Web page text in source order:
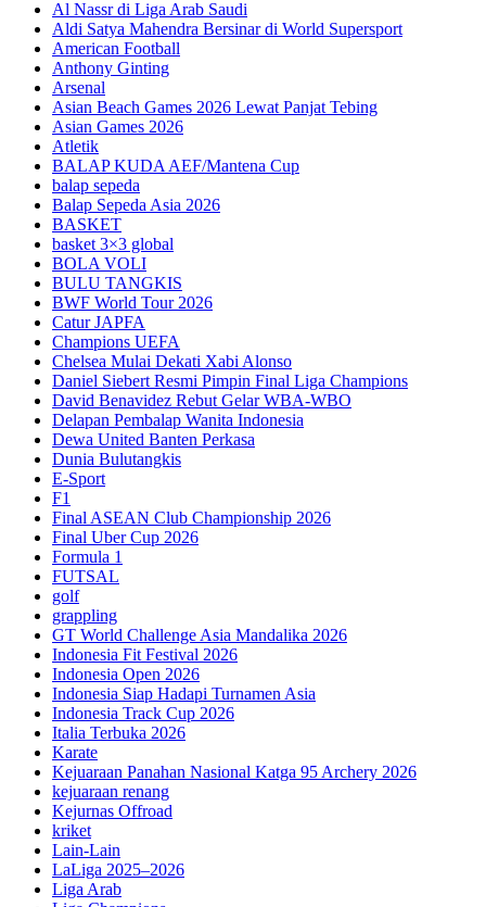
Al Nassr di Liga Arab Saudi
Aldi Satya Mahendra Bersinar di World Supersport
American Football
Anthony Ginting
Arsenal
Asian Beach Games 2026 Lewat Panjat Tebing
Asian Games 2026
Atletik
BALAP KUDA AEF/Mantena Cup
balap sepeda
Balap Sepeda Asia 2026
BASKET
basket 3×3 global
BOLA VOLI
BULU TANGKIS
BWF World Tour 2026
Catur JAPFA
Champions UEFA
Chelsea Mulai Dekati Xabi Alonso
Daniel Siebert Resmi Pimpin Final Liga Champions
David Benavidez Rebut Gelar WBA-WBO
Delapan Pembalap Wanita Indonesia
Dewa United Banten Perkasa
Dunia Bulutangkis
E-Sport
F1
Final ASEAN Club Championship 2026
Final Uber Cup 2026
Formula 1
FUTSAL
golf
grappling
GT World Challenge Asia Mandalika 2026
Indonesia Fit Festival 2026
Indonesia Open 2026
Indonesia Siap Hadapi Turnamen Asia
Indonesia Track Cup 2026
Italia Terbuka 2026
Karate
Kejuaraan Panahan Nasional Katga 95 Archery 2026
kejuaraan renang
Kejurnas Offroad
kriket
Lain-Lain
LaLiga 2025–2026
Liga Arab